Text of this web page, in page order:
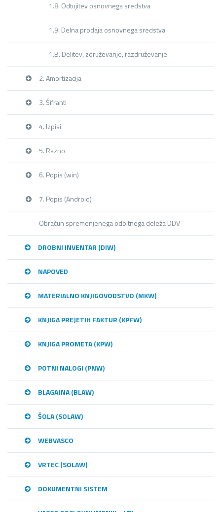
1.8. Odtujitev osnovnega sredstva
1.9. Delna prodaja osnovnega sredstva
1.B. Delitev, združevanje, razdruževanje
2. Amortizacija
3. Šifranti
4. Izpisi
5. Razno
6. Popis (win)
7. Popis (Android)
Obračun spremenjenega odbitnega deleža DDV
DROBNI INVENTAR (DIW)
NAPOVED
MATERIALNO KNJIGOVODSTVO (MKW)
KNJIGA PREJETIH FAKTUR (KPFW)
KNJIGA PROMETA (KPW)
POTNI NALOGI (PNW)
BLAGAJNA (BLAW)
ŠOLA (SOLAW)
WEBVASCO
VRTEC (SOLAW)
DOKUMENTNI SISTEM